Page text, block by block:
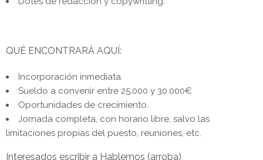
QUÉ ENCONTRARÁ AQUÍ:
Incorporación inmediata.
Sueldo a convenir entre 25.000 y 30.000€
Oportunidades de crecimiento.
Jornada completa, con horario libre, salvo las
limitaciones propias del puesto, reuniones, etc.
Interesados escribir a Hablemos (arroba)